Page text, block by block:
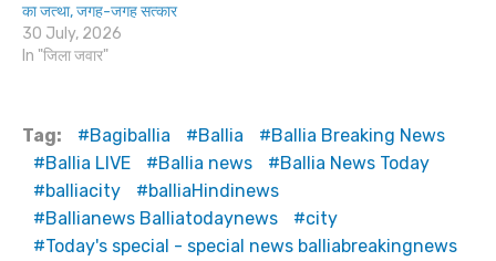
का जत्था, जगह-जगह सत्कार
30 July, 2026
In "जिला जवार"
Tag: Bagiballia Ballia
Ballia Breaking News
Ballia LIVE
Ballia news
Ballia News Today
balliacity
balliaHindinews
Ballianews Balliatodaynews
city
Today's special - special news balliabreakingnews